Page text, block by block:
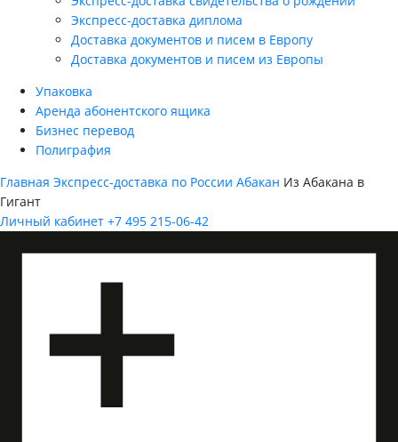
Экспресс-доставка диплома
Доставка документов и писем в Европу
Доставка документов и писем из Европы
Упаковка
Аренда абонентского ящика
Бизнес перевод
Полиграфия
Главная Экспресс-доставка по России Абакан Из Абакана в
Гигант
Личный кабинет +7 495 215-06-42